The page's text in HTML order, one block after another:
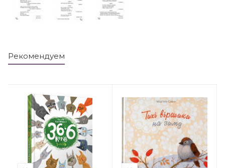
Рекомендуем